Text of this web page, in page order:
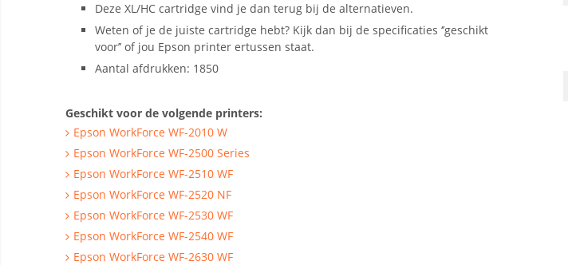
Deze XL/HC cartridge vind je dan terug bij de alternatieven.
Weten of je de juiste cartridge hebt? Kijk dan bij de specificaties ‘’geschikt
voor’’ of jou Epson printer ertussen staat.
Aantal afdrukken: 1850
Geschikt voor de volgende printers:
Epson WorkForce WF-2010 W
Epson WorkForce WF-2500 Series
Epson WorkForce WF-2510 WF
Epson WorkForce WF-2520 NF
Epson WorkForce WF-2530 WF
Epson WorkForce WF-2540 WF
Epson WorkForce WF-2630 WF